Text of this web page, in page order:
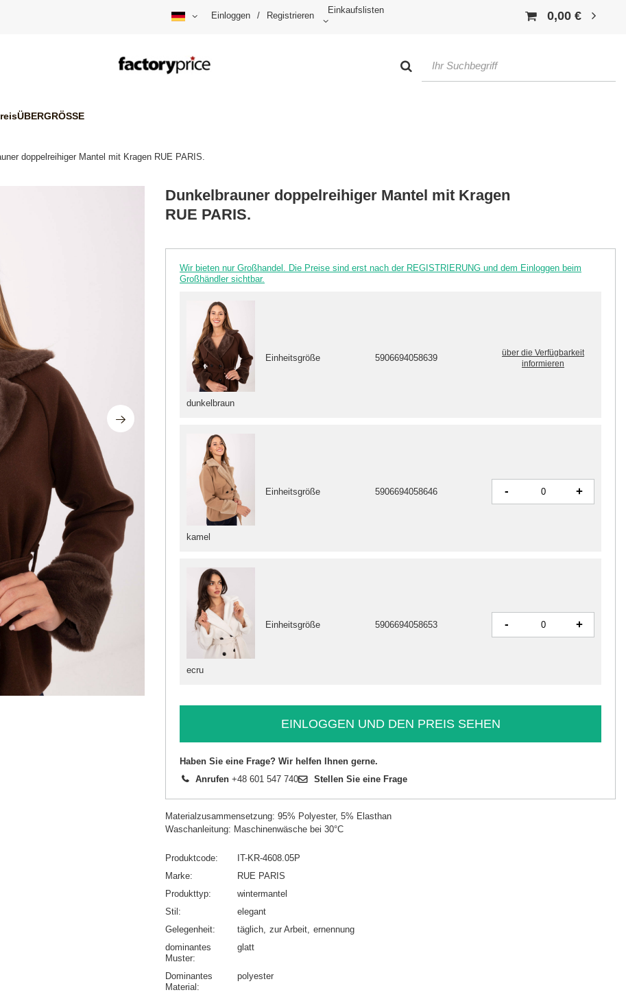
Einloggen / Registrieren
Einkaufslisten 0,00 €
ÜBERGRÖSSE
doppelreihiger Mantel mit Kragen RUE PARIS.
Dunkelbrauner doppelreihiger Mantel mit Kragen
RUE PARIS.
Wir bieten nur Großhandel. Die Preise sind erst nach der REGISTRIERUNG und dem Einloggen beim
Großhändler sichtbar.
kamel
Einheitsgröße 5906694058646 - +
ecru
Einheitsgröße 5906694058653 - +
dunkelbraun
Einheitsgröße 5906694058639
über die Verfügbarkeit
informieren
EINLOGGEN UND DEN PREIS SEHEN
Haben Sie eine Frage? Wir helfen Ihnen gerne.
Anrufen +48 601 547 740 Stellen Sie eine Frage
Materialzusammensetzung: 95% Polyester, 5% Elasthan
Waschanleitung: Maschinenwäsche bei 30°C
Produktcode
IT-KR-4608.05P
Marke
RUE PARIS
Produkttyp
wintermantel
Stil
elegant
Gelegenheit
täglich zur Arbeit ernennung
dominantes
Muster
glatt
Dominantes
Material
polyester